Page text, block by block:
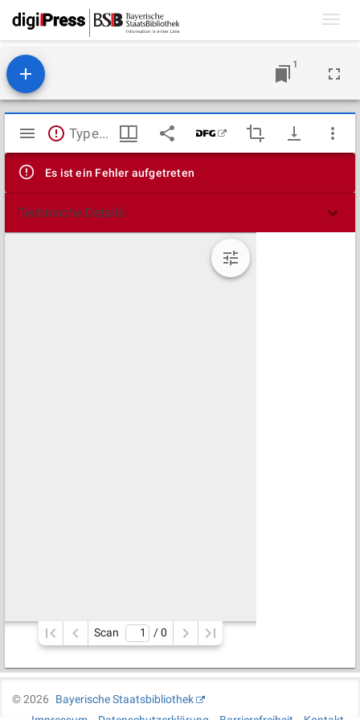
1
Mirador
Viewer
TypeError: Failed to fetch
Es ist ein Fehler aufgetreten
Technische Details
Scan / 0
©2026
Bayerische Staatsbibliothek